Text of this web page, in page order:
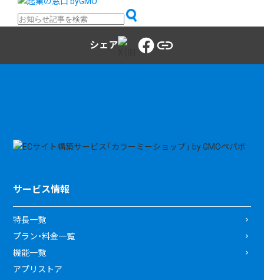
シェア
サービス情報
特長一覧
プラン・料金一覧
機能一覧
アプリストア